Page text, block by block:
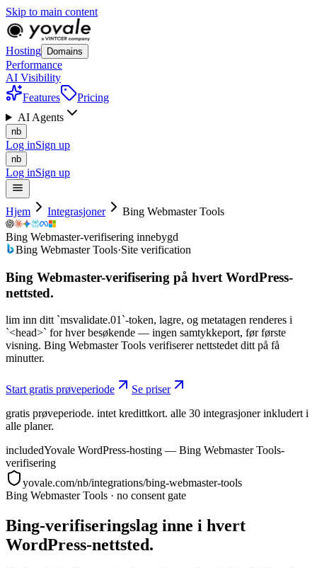
Skip to main content
Hosting Domains
Performance
AI Visibility
Features
Pricing
AI Agents
nb
Log inSign up
nb
Log inSign up
Hjem Integrasjoner Bing Webmaster Tools
Bing Webmaster-verifisering innebygd
Bing Webmaster Tools·Site verification
Bing Webmaster-verifisering på hvert WordPress-
nettsted.
lim inn ditt `msvalidate.01`-token, lagre, og metatagen renderes i
`<head>` for hver besøkende — ingen samtykkeport, før første
visning. Bing Webmaster Tools verifiserer nettstedet ditt på få
minutter.
Start gratis prøveperiode
Se priser
gratis prøveperiode. intet kredittkort. alle 30 integrasjoner inkludert i
alle planer.
includedYovale WordPress-hosting — Bing Webmaster Tools-
verifisering
yovale.com/nb/integrations/bing-webmaster-tools
Bing Webmaster Tools · no consent gate
Bing-verifiseringslag inne i hvert
WordPress-nettsted.